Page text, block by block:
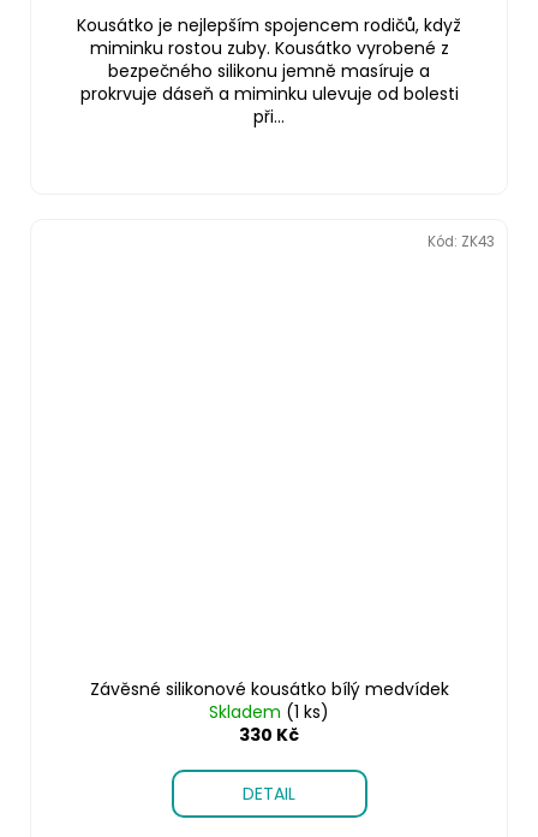
Kousátko je nejlepším spojencem rodičů, když
miminku rostou zuby. Kousátko vyrobené z
bezpečného silikonu jemně masíruje a
prokrvuje dáseň a miminku ulevuje od bolesti
při...
Závěsné silikonové kousátko bílý medvídek
Skladem (1 ks)
330 Kč
DETAIL
Kód: ZK43